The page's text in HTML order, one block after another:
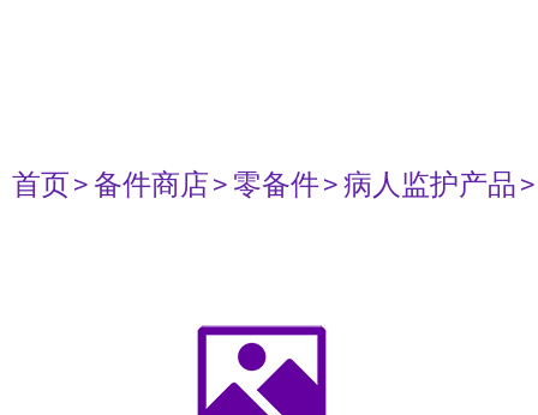
首页> 备件商店> 零备件> 病人监护产品